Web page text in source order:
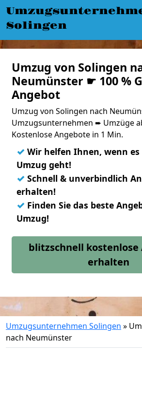
Solingen
Umzug von Solingen
Neumünster ☛ 100 %
Angebot
Umzug von Solingen nach
Umzugsunternehmen ➨ Umzüge
Kostenlose Angebote in 1 Min.
✓ Wir helfen Ihnen, wenn
Umzug geht!
✓ Schnell & unverbindlich
erhalten!
✓ Finden Sie das beste
Umzug!
blitzschnell kostenlose
erhalten
Umzugsunternehmen Solingen »
nach Neumünster